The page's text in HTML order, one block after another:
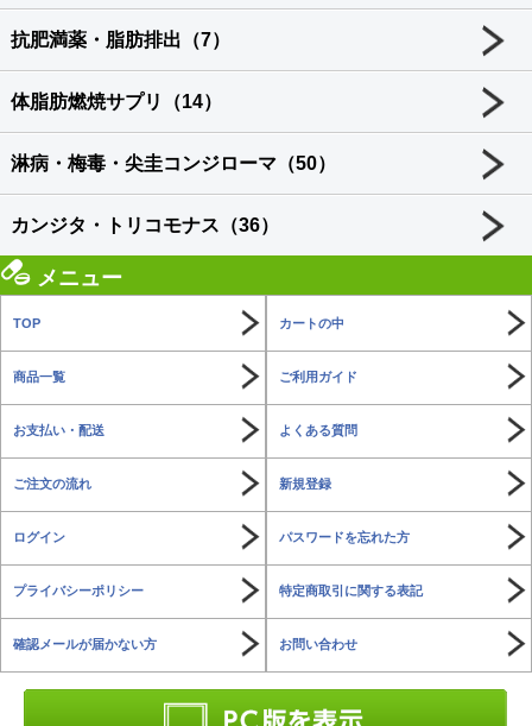
抗肥満薬・脂肪排出（7）
体脂肪燃焼サプリ（14）
淋病・梅毒・尖圭コンジローマ（50）
カンジタ・トリコモナス（36）
メニュー
TOP カートの中
商品一覧 ご利用ガイド
お支払い・配送 よくある質問
ご注文の流れ 新規登録
ログイン パスワードを忘れた方
プライバシーポリシー 特定商取引に関する表記
確認メールが届かない方 お問い合わせ